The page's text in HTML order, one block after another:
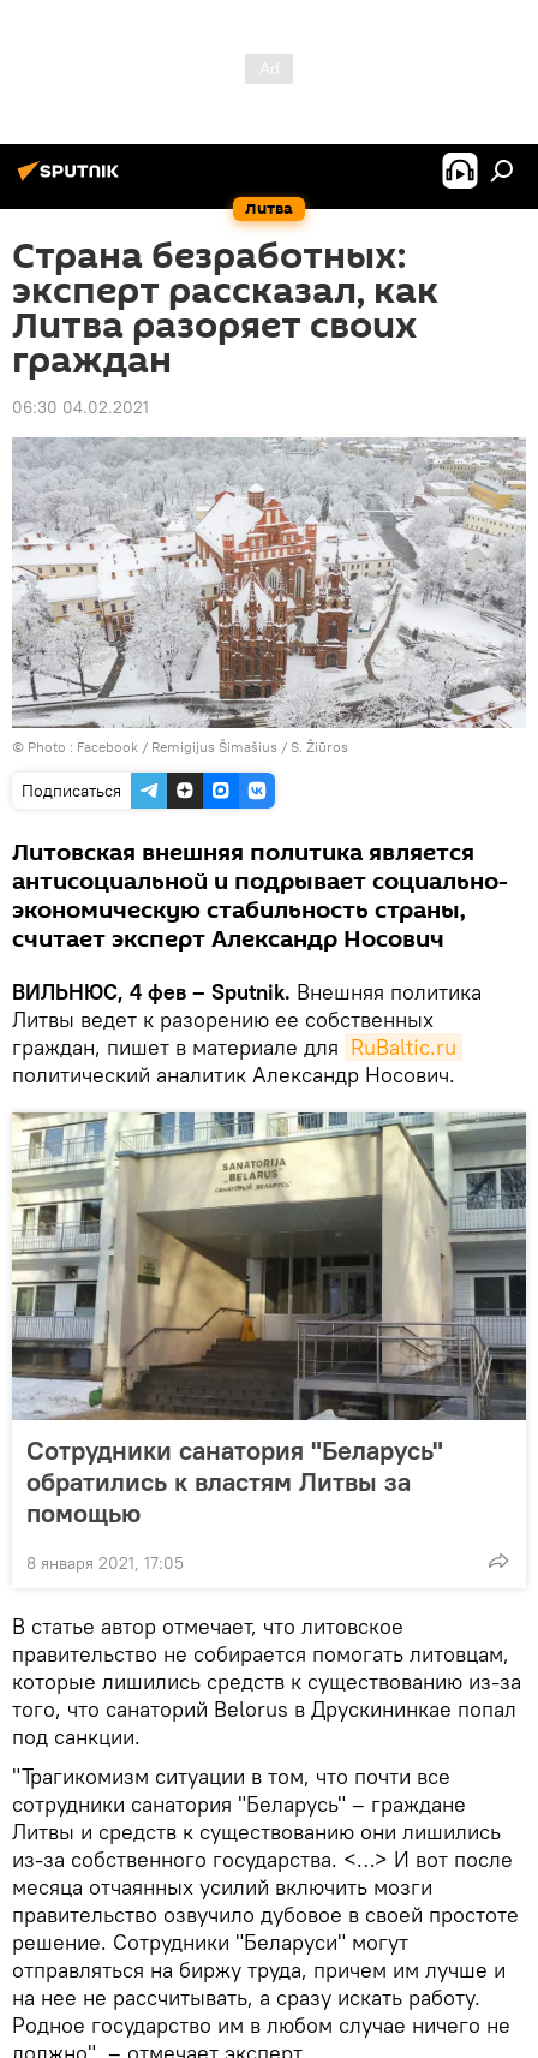
Литва
Страна безработных:
эксперт рассказал, как
Литва разоряет своих
граждан
06:30 04.02.2021
© Photo : Facebook / Remigijus Šimašius / S. Žiūros
Подписаться
Литовская внешняя политика является
антисоциальной и подрывает социально-
экономическую стабильность страны,
считает эксперт Александр Носович
ВИЛЬНЮС, 4 фев – Sputnik. Внешняя политика
Литвы ведет к разорению ее собственных
граждан, пишет в материале для RuBaltic.ru
политический аналитик Александр Носович.
Сотрудники санатория "Беларусь"
обратились к властям Литвы за
помощью
8 января 2021, 17:05
В статье автор отмечает, что литовское
правительство не собирается помогать литовцам,
которые лишились средств к существованию из-за
того, что санаторий Belorus в Друскининкае попал
под санкции.
"Трагикомизм ситуации в том, что почти все
сотрудники санатория "Беларусь" – граждане
Литвы и средств к существованию они лишились
из-за собственного государства. <…> И вот после
месяца отчаянных усилий включить мозги
правительство озвучило дубовое в своей простоте
решение. Сотрудники "Беларуси" могут
отправляться на биржу труда, причем им лучше и
на нее не рассчитывать, а сразу искать работу.
Родное государство им в любом случае ничего не